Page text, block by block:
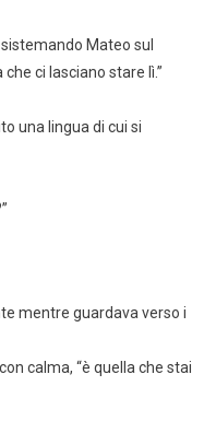
sistemando Mateo sul
ci lasciano stare lì.”
una lingua di cui si
mentre guardava verso i
calma, “è quella che stai